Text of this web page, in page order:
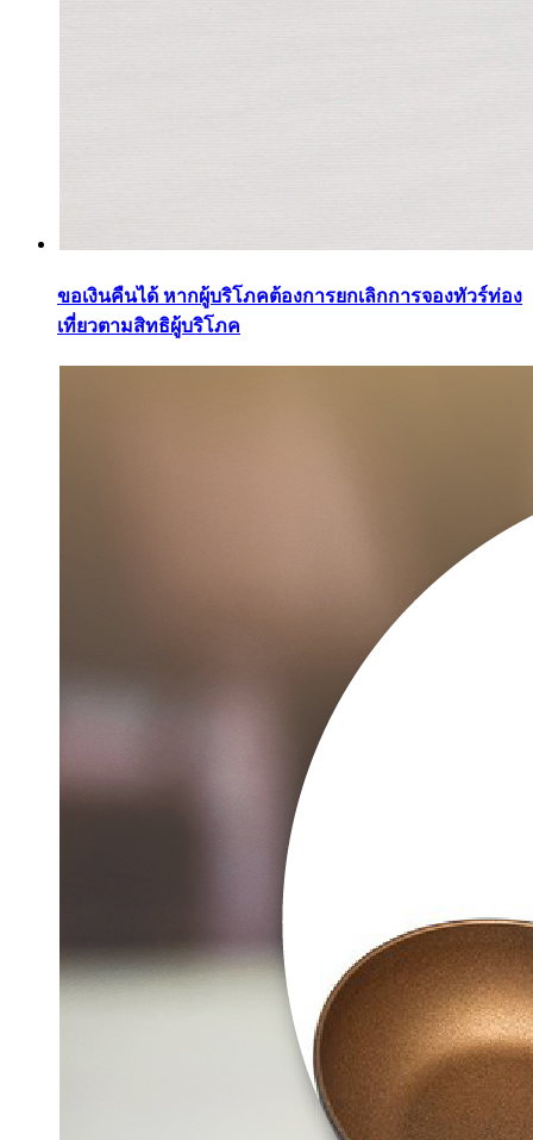
ขอเงินคืนได้ หากผู้บริโภคต้องการยกเลิกการจองทัวร์ท่อง
เที่ยวตามสิทธิผู้บริโภค